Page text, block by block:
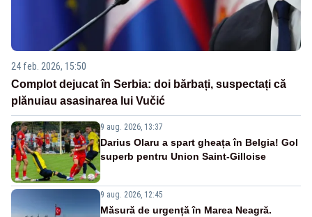
24 feb. 2026, 15:50
Complot dejucat în Serbia: doi bărbați, suspectați că
plănuiau asasinarea lui Vučić
9 aug. 2026, 13:37
Darius Olaru a spart gheața în Belgia! Gol
superb pentru Union Saint-Gilloise
9 aug. 2026, 12:45
Măsură de urgență în Marea Neagră.